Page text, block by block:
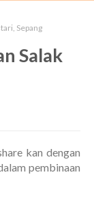
Sepang
Salak
kan dengan
pembinaan